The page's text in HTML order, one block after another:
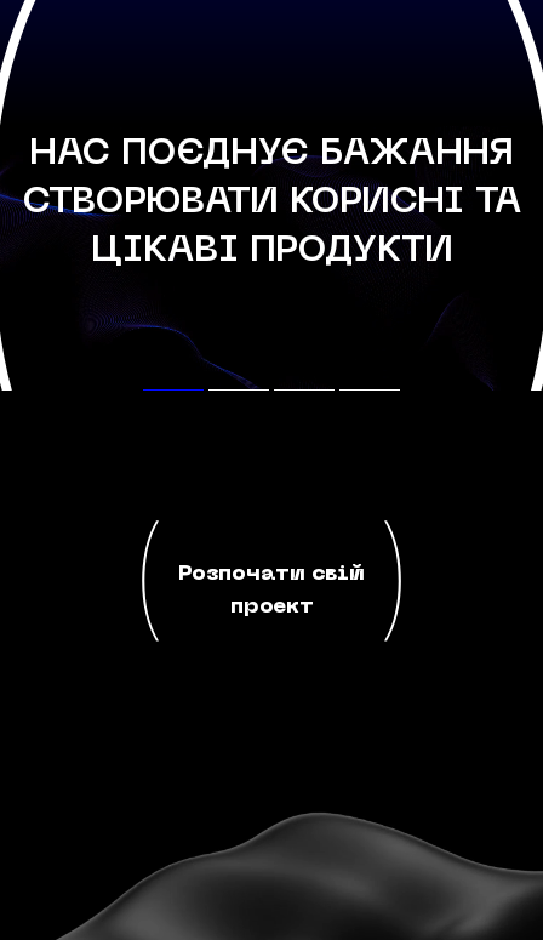
НАС ПОЄДНУЄ БАЖАННЯ
СТВОРЮВАТИ КОРИСНІ ТА
ЦІКАВІ ПРОДУКТИ
Розпочати свій
проект